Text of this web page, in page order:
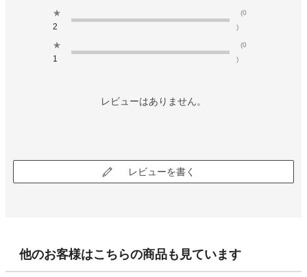
★
2
(0
)
★
1
(0
)
レビューはありません。
レビューを書く
他のお客様はこちらの商品も見ています